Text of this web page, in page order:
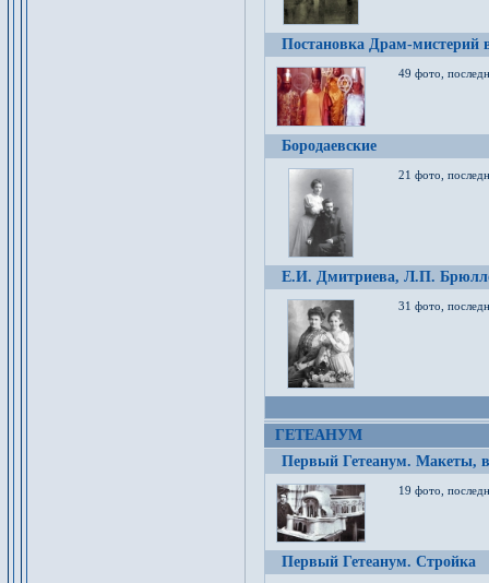
Постановка Драм-мистерий
49 фото,
Бородаевские
21 фото,
Е.И. Дмитриева, Л.П.
31 фото,
ГЕТЕАНУМ
Первый Гетеанум. Макеты,
19 фото,
Первый Гетеанум. Стройка